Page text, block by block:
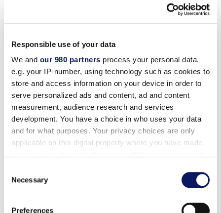
Responsible use of your data
We and our 980 partners process your personal data,
e.g. your IP-number, using technology such as cookies to
store and access information on your device in order to
serve personalized ads and content, ad and content
measurement, audience research and services
development. You have a choice in who uses your data
and for what purposes. Your privacy choices are only
applicable on this digital property where you have made
the Privacy trigger icon.
Find out more about how your personal data is processed
Selection
Necessary
Preferences
أصبحت مزايا العيش على مقربة من عالم السحر أكثر روعة!
للحجز: اتصل بنا على الرقم 1-888-828-8850 واطلب الرمز
الترويجي FLORIDA RESIDENT RATE أو عند الحجز عبر
الإنترنت، تأكد من ظهور الرمز الترويجي L9Z في خانة رمز
الشركة/الرمز الترويجي. مطلوب بطاقة هوية مقيم في
فلوريدا سارية المفعول عند تسجيل الوصول للحصول على هذا
العرض.